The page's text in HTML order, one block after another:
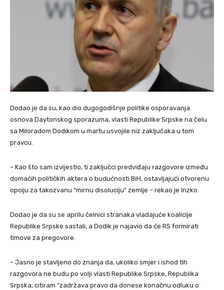
Dodao je da su, kao dio dugogodišnje politike osporavanja
osnova Daytonskog sporazuma, vlasti Republike Srpske na čelu
sa Miloradom Dodikom u martu usvojile niz zaključaka u tom
pravcu.
– Kao što sam izvijestio, ti zaključci predviđaju razgovore između
domaćih političkih aktera o budućnosti BiH, ostavljajući otvorenu
opciju za takozvanu “mirnu disoluciju” zemlje – rekao je Inzko.
Dodao je da su se aprilu čelnici stranaka vladajuće koalicije
Republike Srpske sastali, a Dodik je najavio da će RS formirati
timove za pregovore.
– Jasno je stavljeno do znanja da, ukoliko smjer i ishod tih
razgovora ne budu po volji vlasti Republike Srpske, Republika
Srpska, citiram “zadržava pravo da donese konačnu odluku o